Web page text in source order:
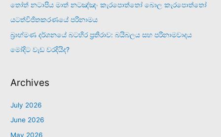
තෝත් නටාපිය මාත් නටඤ්ඤං කැරපොත්තෝ බොල කැරපොත්තෝ
යටත්විජිතකරණයේ පරිනාමය
බ්‍රාහ්මණ දර්ශනයේ බටහිර ප්‍රතිරාව: බයිබලය සහ පරිනාමවාදය
මෝදිට වැඩ වරදියිද?
Archives
July 2026
June 2026
May 2026